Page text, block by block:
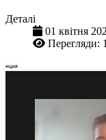
Деталі
01 квітня
Перегляди: